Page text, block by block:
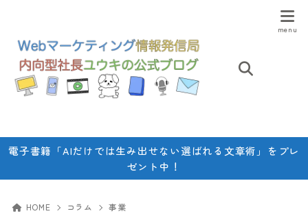
電子書籍「AIだけでは生み出せない選ばれる文章術」をプレ
ゼント中！
HOME コラム 事業